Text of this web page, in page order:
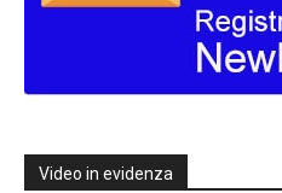
Video in evidenza